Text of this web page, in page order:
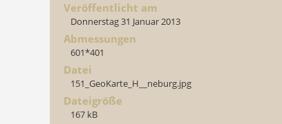
Veröffentlicht am
Donnerstag 31 Januar 2013
Abmessungen
601*401
Datei
151_GeoKarte_H__neburg.jpg
Dateigröße
167 kB